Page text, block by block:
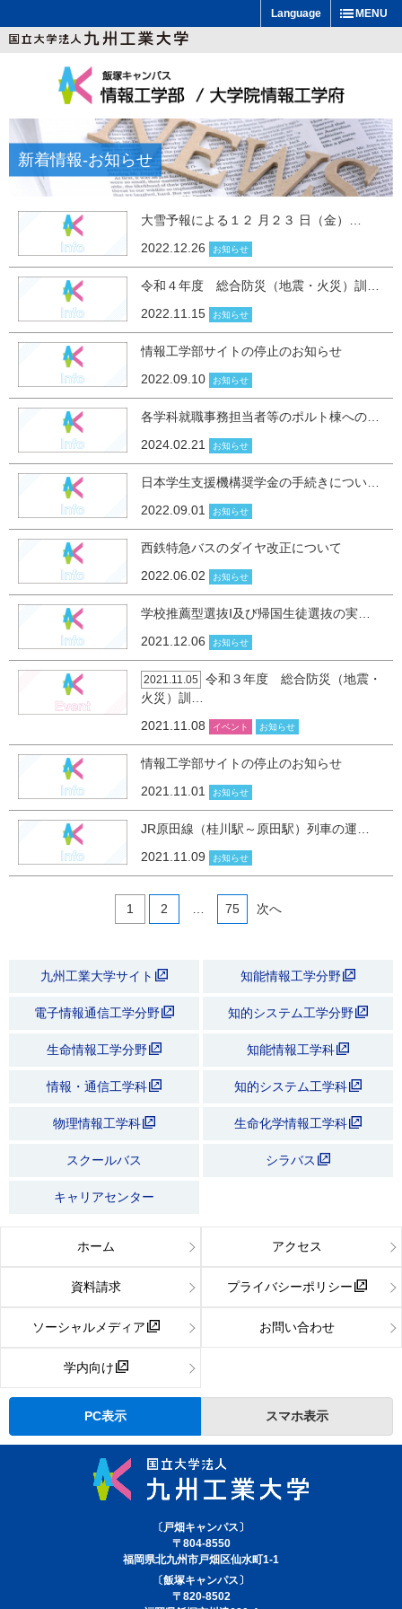
MENU
Language
新着情報-お知らせ
大雪予報による１２ 月２３ 日（金）…
2022.12.26
お知らせ
令和４年度 総合防災（地震・火災）訓…
2022.11.15
お知らせ
情報工学部サイトの停止のお知らせ
2022.09.10
お知らせ
各学科就職事務担当者等のポルト棟への…
2024.02.21
お知らせ
日本学生支援機構奨学金の手続きについ…
2022.09.01
お知らせ
西鉄特急バスのダイヤ改正について
2022.06.02
お知らせ
学校推薦型選抜Ⅰ及び帰国生徒選抜の実…
2021.12.06
お知らせ
2021.11.05
令和３年度 総合防災（地震・
火災）訓…
2021.11.08
イベント お知らせ
情報工学部サイトの停止のお知らせ
2021.11.01
お知らせ
JR原田線（桂川駅～原田駅）列車の運…
2021.11.09
お知らせ
1 2 75 次へ
九州工業大学サイト 知能情報工学分野
電子情報通信工学分野 知的システム工学分野
生命情報工学分野 知能情報工学科
情報・通信工学科 知的システム工学科
物理情報工学科 生命化学情報工学科
スクールバス シラバス
キャリアセンター
ホーム アクセス
資料請求 プライバシーポリシー
ソーシャルメディア お問い合わせ
学内向け
PC表示 スマホ表示
〔戸畑キャンパス〕
〒804-8550
福岡県北九州市戸畑区仙水町1-1
〔飯塚キャンパス〕
〒820-8502